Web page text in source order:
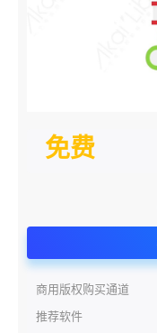
免费
商用版权购买通道
推荐软件